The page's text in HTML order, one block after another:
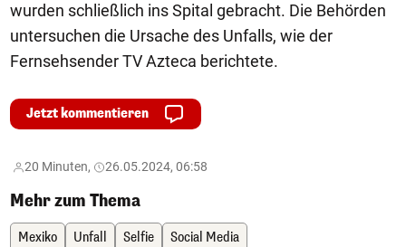
wurden schließlich ins Spital gebracht. Die Behörden
untersuchen die Ursache des Unfalls, wie der
Fernsehsender TV Azteca berichtete.
Jetzt kommentieren
20 Minuten, 26.05.2024, 06:58
Mehr zum Thema
Mexiko Unfall Selfie Social Media